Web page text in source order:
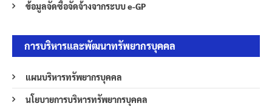
ข้อมูลจัดซื้อจัดจ้างจากระบบ e-GP
การบริหารและพัฒนาทรัพยากรบุคคล
แผนบริหารทรัพยากรบุคคล
นโยบายการบริหารทรัพยากรบุคคล